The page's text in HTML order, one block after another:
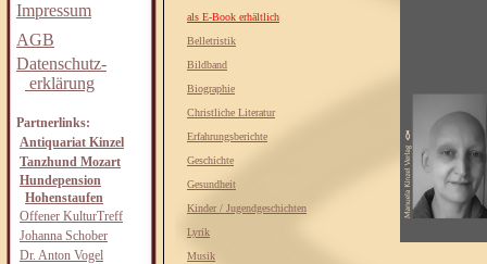
Impressum
AGB
Datenschutz-
erklärung
Partnerlinks:
Antiquariat Kinzel
Tanzhund Mozart
Hundepension
Hohenstaufen
Offener KulturTreff
Johanna Schober
Dr. Anton Vogel
als E-Book erhältlich
Belletristik
Bildband
Biographie
Christliche Literatur
Erfahrungsberichte
Geschichte
Gesundheit
Kinder / Jugendgeschichten
Lyrik
Musik